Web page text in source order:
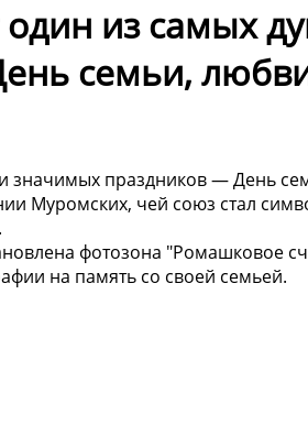
из самых
семьи,
праздников — День
Муромских, чей союз стал
фотозона "Ромашковое
на память со своей семьей.